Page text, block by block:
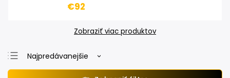
€92
Zobraziť viac produktov
Najpredávanejšie
Najlacnejšie